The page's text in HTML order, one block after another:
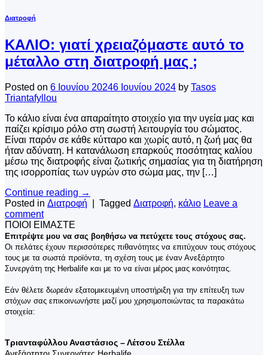
Διατροφή
ΚΑΛΙΟ: γιατί χρειαζόμαστε αυτό το
μέταλλο στη διατροφή μας ;
Posted on 6 Ιουνίου 20246 Ιουνίου 2024 by Tasos
Triantafyllou
Το κάλιο είναι ένα απαραίτητο στοιχείο για την υγεία μας και
παίζει κρίσιμο ρόλο στη σωστή λειτουργία του σώματος.
Είναι παρόν σε κάθε κύτταρο και χωρίς αυτό, η ζωή μας θα
ήταν αδύνατη. Η κατανάλωση επαρκούς ποσότητας καλίου
μέσω της διατροφής είναι ζωτικής σημασίας για τη διατήρηση
της ισορροπίας των υγρών στο σώμα μας, την […]
Continue reading →
Posted in Διατροφή Tagged Διατροφή, κάλιο Leave a
comment
ΠΟΙΟΙ ΕΙΜΑΣΤΕ
Επιτρέψτε μου να σας βοηθήσω να πετύχετε τους στόχους σας.
Οι πελάτες έχουν περισσότερες πιθανότητες να επιτύχουν τους στόχους
τους με τα σωστά προϊόντα, τη σχέση τους με έναν Ανεξάρτητο
Συνεργάτη της Herbalife και με το να είναι μέρος μιας κοινότητας.
Εάν θέλετε δωρεάν εξατομικευμένη υποστήριξη για την επίτευξη των
στόχων σας επικοινωνήστε μαζί μου χρησιμοποιώντας τα παρακάτω
στοιχεία:
Τριανταφύλλου Αναστάσιος – Λέτσου Στέλλα